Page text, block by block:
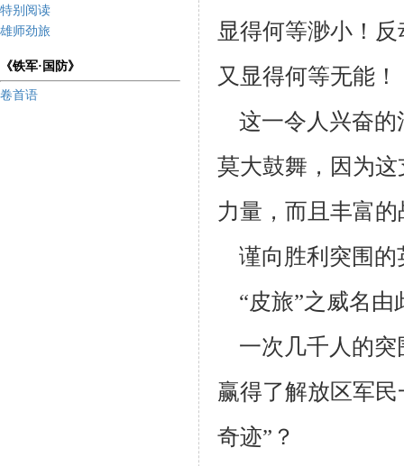
特别阅读
雄师劲旅
《铁军·国防》
卷首语
显得何等渺小！
又显得何等无能！
这一令人兴奋的
莫大鼓舞，因为
力量，而且丰富的
谨向胜利突围的
“皮旅”之威名由
一次几千人的突
赢得了解放区军
奇迹”？